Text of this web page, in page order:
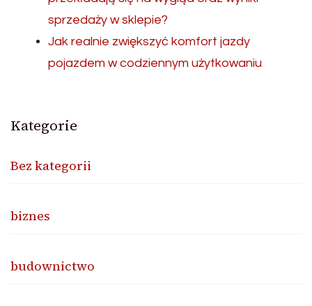
sprzedaży w sklepie?
Jak realnie zwiększyć komfort jazdy
pojazdem w codziennym użytkowaniu
Kategorie
Bez kategorii
biznes
budownictwo